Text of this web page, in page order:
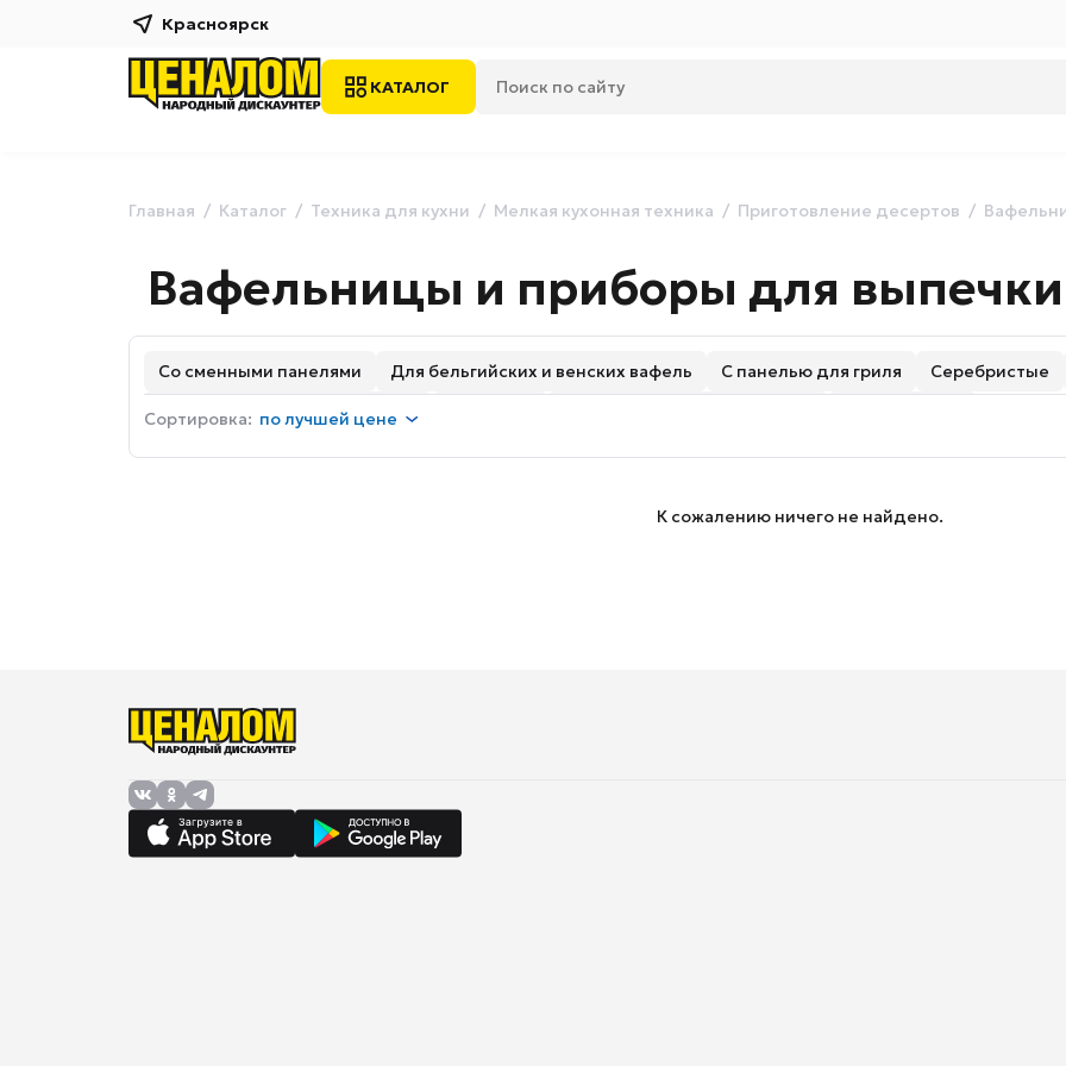
Красноярск
КАТАЛОГ
Главная Каталог Техника для кухни Мелкая кухонная техника Приготовление десертов
Вафельницы и приборы для выпечки
Со сменными панелями Для бельгийских и венских вафель С панелью для гриля Серебристые
С панелью для тонких вафель
Сортировка: получшей цене
К сожалению ничего не найдено.